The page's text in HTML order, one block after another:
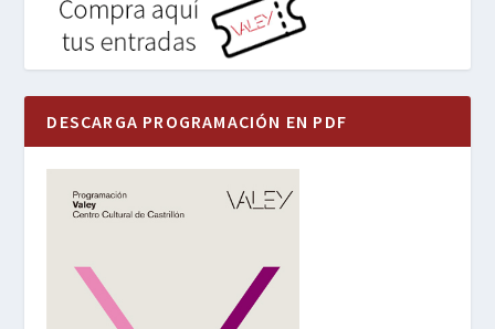
DESCARGA PROGRAMACIÓN EN PDF